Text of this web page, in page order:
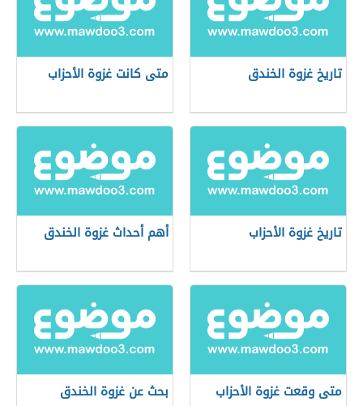
تاريخ غزوة الخندق متى كانت غزوة الأحزاب
تاريخ غزوة الأحزاب أهم أحداث غزوة الخندق
متى وقعت غزوة الأحزاب بحث عن غزوة الخندق